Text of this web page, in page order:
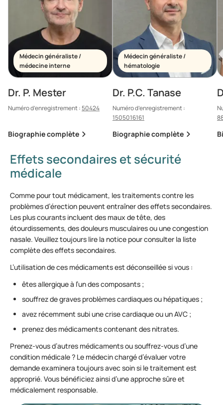
Médecin généraliste /
médecine interne
Dr. P. Mester
Numéro d’enregistrement :50424
Biographie complète
Médecin généraliste /
hématologie
Dr. P.C. Tanase
Numéro d’enregistrement :
1505016161
Biographie complète
Effets secondaires et sécurité
médicale
Comme pour tout médicament, les traitements contre les
problèmes d’érection peuvent entraîner des effets secondaires.
Les plus courants incluent des maux de tête, des
étourdissements, des douleurs musculaires ou une congestion
nasale. Veuillez toujours lire la notice pour consulter la liste
complète des effets secondaires.
L’utilisation de ces médicaments est déconseillée si vous :
êtes allergique à l’un des composants ;
souffrez de graves problèmes cardiaques ou hépatiques ;
avez récemment subi une crise cardiaque ou un AVC ;
prenez des médicaments contenant des nitrates.
Prenez-vous d’autres médicaments ou souffrez-vous d’une
condition médicale ? Le médecin chargé d’évaluer votre
demande examinera toujours avec soin si le traitement est
approprié. Vous bénéficiez ainsi d’une approche sûre et
médicalement responsable.